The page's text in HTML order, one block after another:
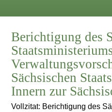
Berichtigung des
Sächsischen
Innern zur
Vollzitat: Berichtigung des